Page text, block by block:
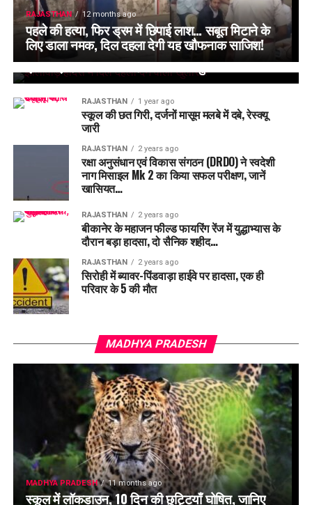
RAJASTHAN 12 months ago
पहले की हत्या, फिर ड्रम में छिपाई लाश… सबूत मिटाने के
लिए डाला नमक, दिल दहला देगी यह खौफनाक साजिश!
RAJASTHAN 1 year ago
झालावाड़ हादसे में दिल दहला देने वाला खुलासा!
RAJASTHAN 1 year ago
स्कूल की छत गिरी, दर्जनों मासूम मलबे में दबे, रेस्क्यू
जारी
RAJASTHAN 2 years ago
रक्षा अनुसंधान एवं विकास संगठन (DRDO) ने स्वदेशी
नाग मिसाइल Mk 2 का किया सफल परीक्षण, जानें
खासियत…
RAJASTHAN 2 years ago
बीकानेर के महाजन फील्ड फायरिंग रेंज में युद्धाभ्यास के
दौरान बड़ा हादसा, दो सैनिक शहीद…
RAJASTHAN 2 years ago
सिरोही में ब्यावर-पिंडवाड़ा हाईवे पर हादसा, एक ही
परिवार के 5 की मौत
MADHYA PRADESH
MADHYA PRADESH 11 months ago
स्कूल में लॉकडाउन, 10 दिन की छुट्टियाँ घोषित, जानिए